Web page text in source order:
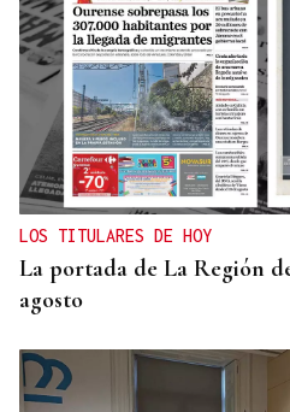
LOS TITULARES DE HOY
La portada de La Región
agosto